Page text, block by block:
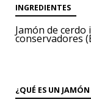
INGREDIENTES
Jamón de cerdo
conservadores
¿QUÉ ES UN